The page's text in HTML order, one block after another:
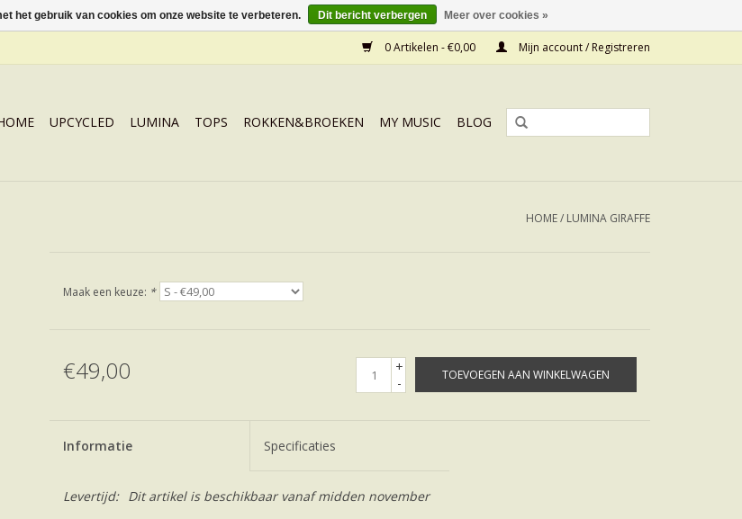
0 Artikelen - €0,00 Mijn account / Registreren
UPCYCLED LUMINA TOPS ROKKEN&BROEKEN MY MUSIC BLOG
HOME/ LUMINA GIRAFFE
Maak een keuze: *
€49,00
+
-
TOEVOEGEN AAN WINKELWAGEN
Informatie Specificaties
Levertijd: Dit artikel is beschikbaar vanaf midden november
het gebruik van cookies om onze website te verbeteren. Dit bericht verbergen Meer over cookies »